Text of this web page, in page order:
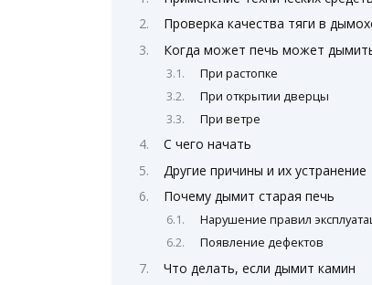
Проверка качества тяги в
Когда может печь может
При растопке
При открытии дверцы
При ветре
С чего начать
Другие причины и их устранение
Почему дымит старая печь
Нарушение правил
Появление дефектов
Что делать, если дымит камин